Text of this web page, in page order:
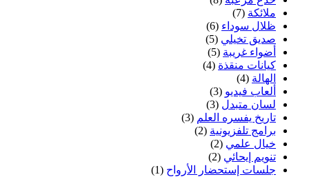
ملائكة (7)
ظلال سوداء (6)
صديق تخيلي (5)
أضواء غريبة (5)
كيانات منقذة (4)
الهالة (4)
ألعاب فيديو (3)
لسان متبدل (3)
تاريخ يفسره العلم (3)
برامج تلفزيونية (2)
خيال علمي (2)
تنويم إيحائي (2)
جلسات إستحضار الأرواح (1)